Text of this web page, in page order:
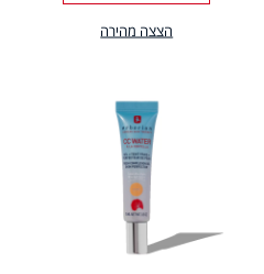
הצצה מהירה